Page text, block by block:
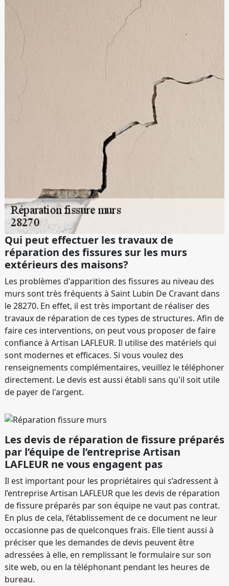
Qui peut effectuer les travaux de
réparation des fissures sur les murs
extérieurs des maisons?
Les problèmes d'apparition des fissures au niveau des
murs sont très fréquents à Saint Lubin De Cravant dans
le 28270. En effet, il est très important de réaliser des
travaux de réparation de ces types de structures. Afin de
faire ces interventions, on peut vous proposer de faire
confiance à Artisan LAFLEUR. Il utilise des matériels qui
sont modernes et efficaces. Si vous voulez des
renseignements complémentaires, veuillez le téléphoner
directement. Le devis est aussi établi sans qu'il soit utile
de payer de l'argent.
Les devis de réparation de fissure préparés
par l’équipe de l’entreprise Artisan
LAFLEUR ne vous engagent pas
Il est important pour les propriétaires qui s’adressent à
l’entreprise Artisan LAFLEUR que les devis de réparation
de fissure préparés par son équipe ne vaut pas contrat.
En plus de cela, l’établissement de ce document ne leur
occasionne pas de quelconques frais. Elle tient aussi à
préciser que les demandes de devis peuvent être
adressées à elle, en remplissant le formulaire sur son
site web, ou en la téléphonant pendant les heures de
bureau.